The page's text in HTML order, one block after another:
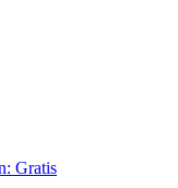
Gratis